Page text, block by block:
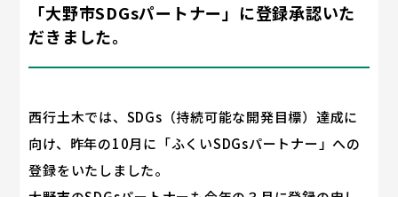
「大野市SDGsパートナー」に登録承認いた
だきました。
西行土木では、SDGs（持続可能な開発目標）達成に
向け、昨年の10月に「ふくいSDGsパートナー」への
登録をいたしました。